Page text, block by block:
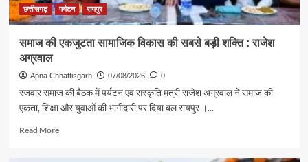
संदेश
छत्तीसगढ़ पर्यटन रायपुर
समाज की एकजुटता सामाजिक विकास की सबसे बड़ी शक्ति : राजेश
अग्रवाल
Apna Chhattisgarh 07/08/2026 0
रजवार समाज की बैठक में पर्यटन एवं संस्कृति मंत्री राजेश अग्रवाल ने समाज की
एकता, शिक्षा और युवाओं की भागीदारी पर दिया बल रायपुर ।...
Read MoreRead